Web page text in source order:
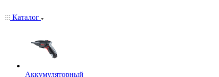
Каталог
Аккумуляторный